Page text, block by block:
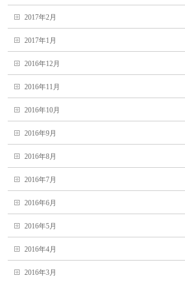
2017年2月
2017年1月
2016年12月
2016年11月
2016年10月
2016年9月
2016年8月
2016年7月
2016年6月
2016年5月
2016年4月
2016年3月